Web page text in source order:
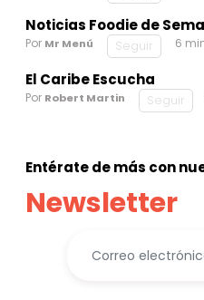
Noticias Foodie de
Por Mr Menú Seguir 6
El Caribe Escucha
Por Robert Martin Seguir
Entérate de más con
Newsletter